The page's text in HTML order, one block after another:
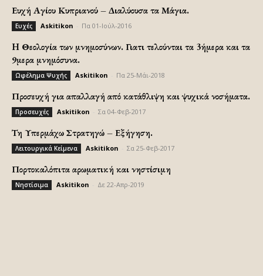
Ευχή Αγίου Κυπριανού – Διαλύουσα τα Μάγια.
Ευχές Askitikon Πα 01-Ιούλ-2016
H Θεολογία των μνημοσύνων. Γιατι τελούνται τα 3ήμερα και τα
9μερα μνημόσυνα.
Ωφέλημα Ψυχής Askitikon Πα 25-Μάι-2018
Προσευχή για απαλλαγή από κατάθλιψη και ψυχικά νοσήματα.
Προσευχές Askitikon Σα 04-Φεβ-2017
Τη Υπερμάχω Στρατηγώ – Εξήγηση.
Λειτουργικά Κείμενα Askitikon Σα 25-Φεβ-2017
Πορτοκαλόπιτα αρωματική και νηστίσιμη
Νηστίσιμα Askitikon Δε 22-Απρ-2019